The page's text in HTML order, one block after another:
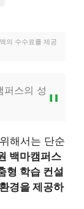
의 수수료를 제공
퍼스의 성
해서는 단순
백마캠퍼스
형 학습 컨설
경을 제공하